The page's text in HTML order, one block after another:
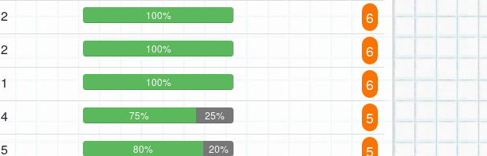
2 100% 6
2 100% 6
1 100% 6
4 75% 25% 5
5 80% 20% 5